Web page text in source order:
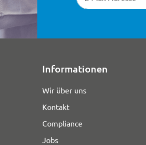
Informationen
Wir über uns
Kontakt
Compliance
Jobs